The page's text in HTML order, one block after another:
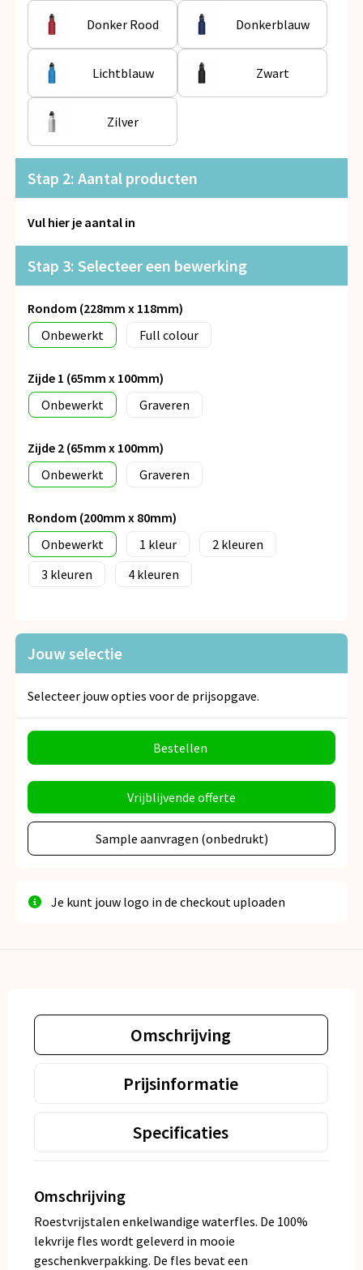
Snoepgoed
Spellen voor binnen en buiten
Veiligheid, Auto en Fiets
Vrije tijd en Strand
Donker Rood Donkerblauw
Lichtblauw Zwart
Zilver
Stap 2: Aantal producten
Vul hier je aantal in
Stap 3: Selecteer een bewerking
Rondom (228mm x 118mm)
Onbewerkt
Full colour
Zijde 1 (65mm x 100mm)
Onbewerkt
Graveren
Zijde 2 (65mm x 100mm)
Onbewerkt
Graveren
Rondom (200mm x 80mm)
Onbewerkt
1
2
3
4
Jouw selectie
Selecteer jouw opties voor de prijsopgave.
Bestellen
Vrijblijvende offerte
Sample aanvragen (onbedrukt)
Je kunt jouw logo in de checkout uploaden
Omschrijving
Prijsinformatie
Specificaties
Omschrijving
Roestvrijstalen enkelwandige waterfles. De 100%
lekvrije fles wordt geleverd in mooie
geschenkverpakking. De fles bevat een